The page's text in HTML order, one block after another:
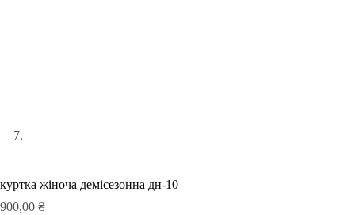
куртка жіноча демісезонна дн-10
900,00 ₴